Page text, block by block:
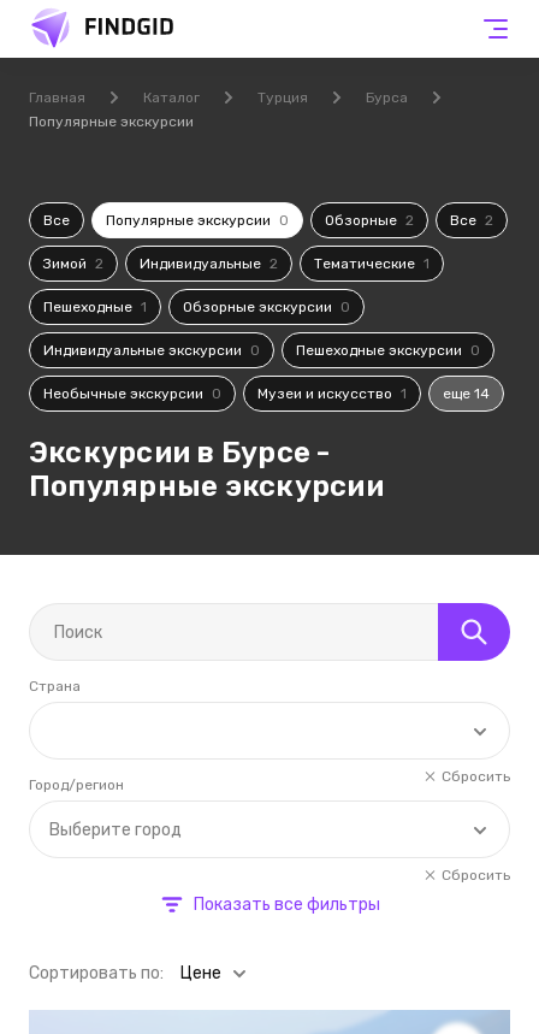
Главная Каталог Турция
Бурса
Популярные экскурсии
Все Популярные экскурсии 0 Обзорные 2 Все 2
Зимой 2 Индивидуальные 2 Тематические 1
Пешеходные 1 Обзорные экскурсии 0
Индивидуальные экскурсии 0 Пешеходные экскурсии 0
Необычные экскурсии 0 Музеи и искусство 1 еще 14
Экскурсии в Бурсе -
Популярные экскурсии
Страна
Сбросить
Выберите город
Город/регион
Сбросить
Показать все фильтры
Cортировать по: Цене